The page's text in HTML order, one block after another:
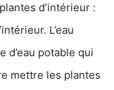
d’intérieur :
L’eau
d’eau potable qui
mettre les plantes